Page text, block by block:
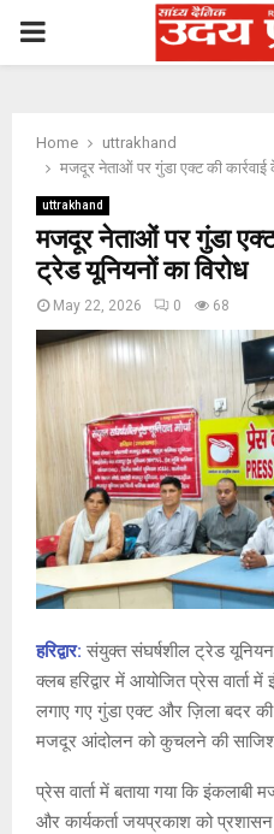
PRIMARY
Home
uttrakhand
मजदूर नेताओं पर गुंडा एक्ट की
uttrakhand
मजदूर नेताओं पर गुंडा
ट्रेड यूनियनों का विरोध
May 22, 2026 0 68
हरिद्वार: संयुक्त संघर्षशील ट्रेड
क्लब हरिद्वार में आयोजित प्रेस
लगाए गए गुंडा एक्ट और ज़िला बदर
मजदूर आंदोलन को कुचलने की साजिश
प्रेस वार्ता में बताया गया कि
और कार्यकर्ता जयप्रकाश को